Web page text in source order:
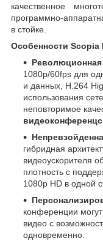
качественное
программно-
в стойке.
Особенности Scopia
1080p/60fps для
и данных, H.264
использования
неповторимое
гибридная
видеоускорителя
плотность с
1080p HD в одной
конференции
видео с
одновременно.